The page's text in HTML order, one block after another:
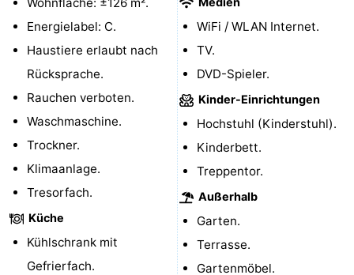
Natur
Oosterschelde
Burgh
Haamstede
-
Natur
Kop
van
Schouwen
Walcheren
-
Veere
Natur
-
Natur
Energielabel: C.
Haustiere erlaubt nach
Rücksprache.
Rauchen verboten.
Waschmaschine.
Trockner.
Klimaanlage.
Tresorfach.
Küche
Kühlschrank mit
Gefrierfach.
WiFi / WLAN Internet.
TV.
DVD-Spieler.
Kinder-Einrichtungen
Hochstuhl (Kinderstuhl).
Kinderbett.
Treppentor.
Außerhalb
Garten.
Terrasse.
Gartenmöbel.